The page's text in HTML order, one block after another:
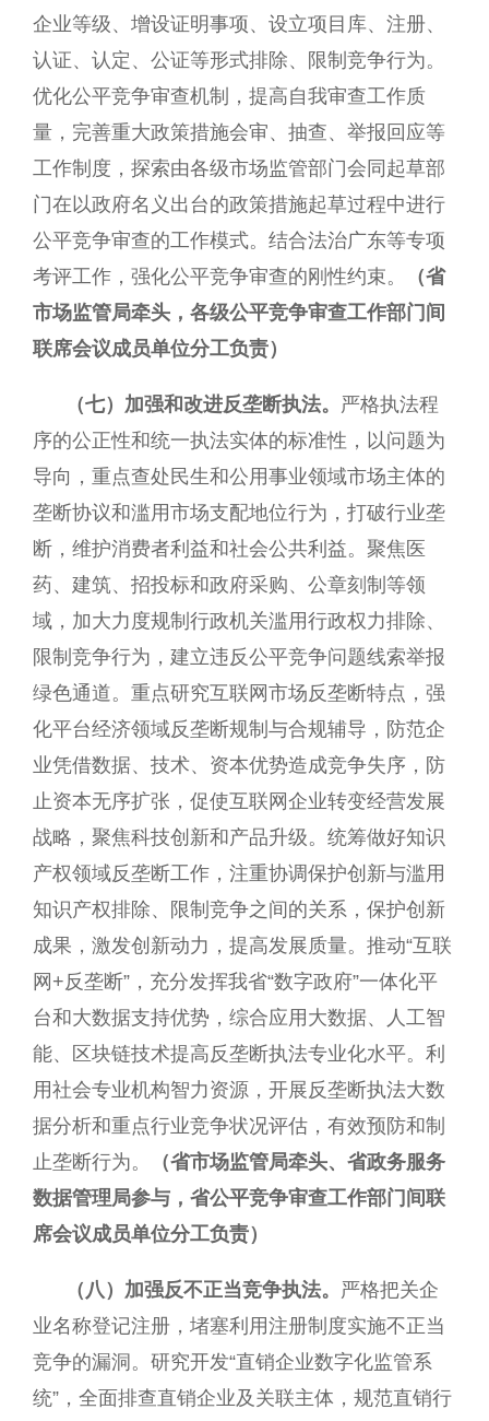
企业等级、增设证明事项、设立项目库、注册、
认证、认定、公证等形式排除、限制竞争行为。
优化公平竞争审查机制，提高自我审查工作质
量，完善重大政策措施会审、抽查、举报回应等
工作制度，探索由各级市场监管部门会同起草部
门在以政府名义出台的政策措施起草过程中进行
公平竞争审查的工作模式。结合法治广东等专项
考评工作，强化公平竞争审查的刚性约束。
（省
市场监管局牵头，各级公平竞争审查工作部门间
联席会议成员单位分工负责）
（七）加强和改进反垄断执法。 严格执法程
序的公正性和统一执法实体的标准性，以问题为
导向，重点查处民生和公用事业领域市场主体的
垄断协议和滥用市场支配地位行为，打破行业垄
断，维护消费者利益和社会公共利益。聚焦医
药、建筑、招投标和政府采购、公章刻制等领
域，加大力度规制行政机关滥用行政权力排除、
限制竞争行为，建立违反公平竞争问题线索举报
绿色通道。重点研究互联网市场反垄断特点，强
化平台经济领域反垄断规制与合规辅导，防范企
业凭借数据、技术、资本优势造成竞争失序，防
止资本无序扩张，促使互联网企业转变经营发展
战略，聚焦科技创新和产品升级。统筹做好知识
产权领域反垄断工作，注重协调保护创新与滥用
知识产权排除、限制竞争之间的关系，保护创新
成果，激发创新动力，提高发展质量。推动“互联
网+反垄断”，充分发挥我省“数字政府”一体化平
台和大数据支持优势，综合应用大数据、人工智
能、区块链技术提高反垄断执法专业化水平。利
用社会专业机构智力资源，开展反垄断执法大数
据分析和重点行业竞争状况评估，有效预防和制
止垄断行为。
（省市场监管局牵头、省政务服务
数据管理局参与，省公平竞争审查工作部门间联
席会议成员单位分工负责）
（八）加强反不正当竞争执法。 严格把关企
业名称登记注册，堵塞利用注册制度实施不正当
竞争的漏洞。研究开发“直销企业数字化监管系
统”，全面排查直销企业及关联主体，规范直销行